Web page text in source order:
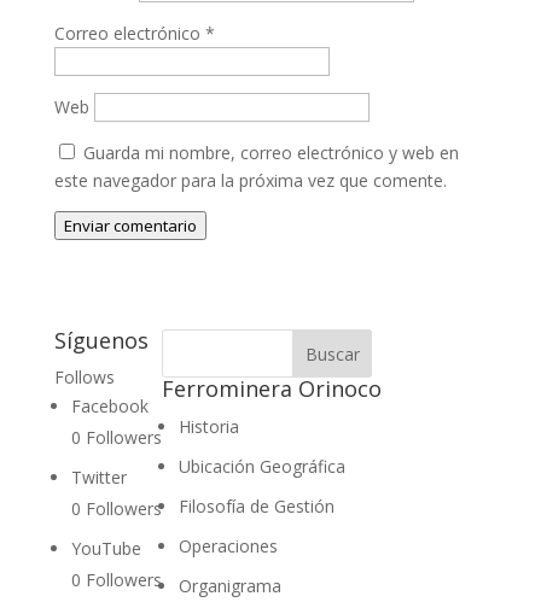
Correo electrónico *
Web
Guarda mi nombre, correo electrónico y web en
este navegador para la próxima vez que comente.
Enviar comentario
Síguenos
Follows
Facebook
0 Followers
Twitter
0 Followers
YouTube
0 Followers
Ferrominera Orinoco
Historia
Ubicación Geográfica
Filosofía de Gestión
Operaciones
Organigrama